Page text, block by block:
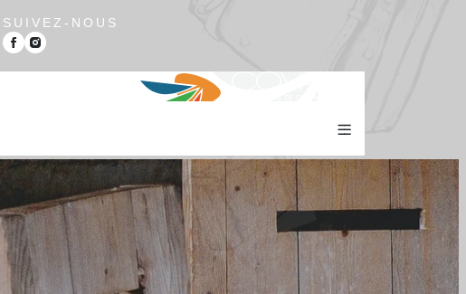
SUIVEZ-NOUS